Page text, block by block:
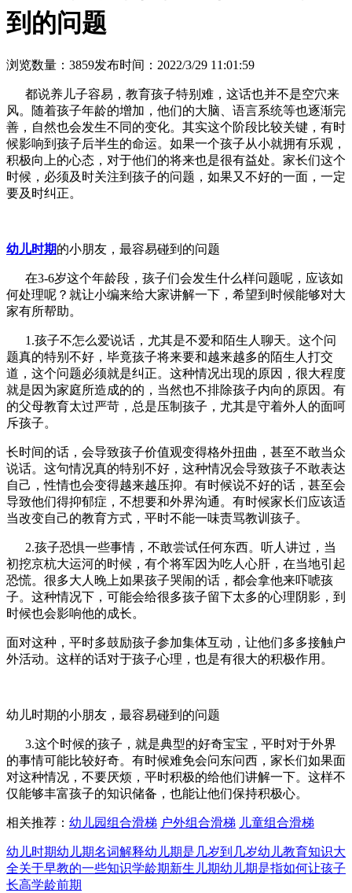
到的问题
浏览数量：3859发布时间：2022/3/29 11:01:59
都说养儿子容易，教育孩子特别难，这话也并不是空穴来
风。随着孩子年龄的增加，他们的大脑、语言系统等也逐渐完
善，自然也会发生不同的变化。其实这个阶段比较关键，有时
候影响到孩子后半生的命运。如果一个孩子从小就拥有乐观，
积极向上的心态，对于他们的将来也是很有益处。家长们这个
时候，必须及时关注到孩子的问题，如果又不好的一面，一定
要及时纠正。
幼儿时期的小朋友，最容易碰到的问题
在3-6岁这个年龄段，孩子们会发生什么样问题呢，应该如
何处理呢？就让小编来给大家讲解一下，希望到时候能够对大
家有所帮助。
1.孩子不怎么爱说话，尤其是不爱和陌生人聊天。这个问
题真的特别不好，毕竟孩子将来要和越来越多的陌生人打交
道，这个问题必须就是纠正。这种情况出现的原因，很大程度
就是因为家庭所造成的的，当然也不排除孩子内向的原因。有
的父母教育太过严苛，总是压制孩子，尤其是守着外人的面呵
斥孩子。
长时间的话，会导致孩子价值观变得格外扭曲，甚至不敢当众
说话。这句情况真的特别不好，这种情况会导致孩子不敢表达
自己，性情也会变得越来越压抑。有时候说不好的话，甚至会
导致他们得抑郁症，不想要和外界沟通。有时候家长们应该适
当改变自己的教育方式，平时不能一味责骂教训孩子。
2.孩子恐惧一些事情，不敢尝试任何东西。听人讲过，当
初挖京杭大运河的时候，有个将军因为吃人心肝，在当地引起
恐慌。很多大人晚上如果孩子哭闹的话，都会拿他来吓唬孩
子。这种情况下，可能会给很多孩子留下太多的心理阴影，到
时候也会影响他的成长。
面对这种，平时多鼓励孩子参加集体互动，让他们多多接触户
外活动。这样的话对于孩子心理，也是有很大的积极作用。
幼儿时期的小朋友，最容易碰到的问题
3.这个时候的孩子，就是典型的好奇宝宝，平时对于外界
的事情可能比较好奇。有时候难免会问东问西，家长们如果面
对这种情况，不要厌烦，平时积极的给他们讲解一下。这样不
仅能够丰富孩子的知识储备，也能让他们保持积极心。
相关推荐： 幼儿园组合滑梯 户外组合滑梯 儿童组合滑梯
幼儿时期幼儿期名词解释幼儿期是几岁到几岁幼儿教育知识大
全关于早教的一些知识学龄期新生儿期幼儿期是指如何让孩子
长高学龄前期